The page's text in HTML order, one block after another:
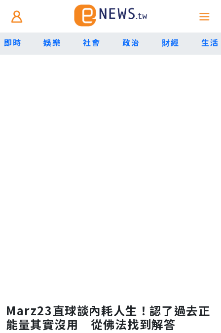
即時 娛樂 社會 政治 財經 生活
Marz23直球談內耗人生！認了過去正
能量其實沒用 從佛法找到解答